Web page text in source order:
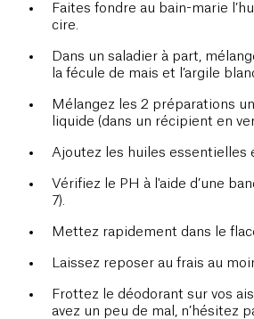
Faites fondre au bain-marie
cire.
Dans un saladier à part,
la fécule de mais et l’argile
Mélangez les 2 préparations
liquide (dans un récipient en
Ajoutez les huiles essentielles
Vérifiez le PH à l'aide d’une
7).
Mettez rapidement dans le
Laissez reposer au frais au
Frottez le déodorant sur vos
avez un peu de mal, n’hésitez